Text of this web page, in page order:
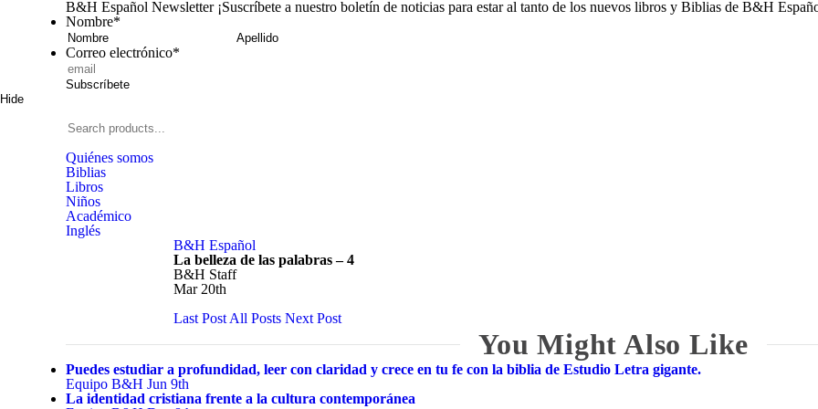
B&H Español Newsletter ¡Suscríbete a nuestro boletín de noticias para estar al tanto de los nuevos libros y Biblias de B&H
Nombre*
Nombre
Correo electrónico*
Subscríbete
Hide
Español
Quiénes somos
Biblias
Libros
Niños
Académico
Inglés
B&H Español
La belleza de las palabras – 4
B&H Staff
Mar 20th
Last Post All Posts Next Post
You Might Also Like
Puedes estudiar a profundidad, leer con claridad y crece en tu fe con la biblia de Estudio Letra gigante.
Equipo B&H Jun 9th
La identidad cristiana frente a la cultura contemporánea